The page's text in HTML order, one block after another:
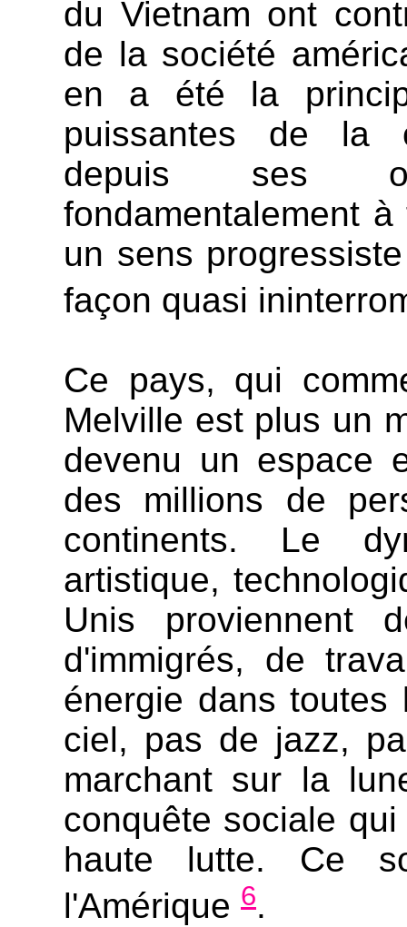
du Vietnam ont
de la société
en a été la
puissantes de la
depuis ses
fondamentalement
un sens
façon quasi
Ce pays, qui
Melville est plus un
devenu un espace
des millions de
continents. Le
artistique,
Unis proviennent
d'immigrés, de
énergie dans
ciel, pas de jazz,
marchant sur la
conquête sociale
haute lutte. Ce
l'Amérique 6.